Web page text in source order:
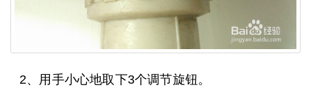
2、用手小心地取下3个调节旋钮。